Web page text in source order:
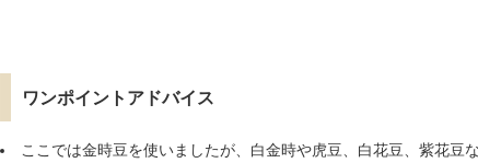
ワンポイントアドバイス
ここでは金時豆を使いましたが、白金時や虎豆、白花豆、紫花豆